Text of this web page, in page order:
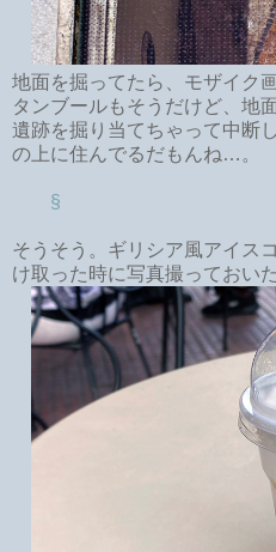
地面を掘ってたら、モザイク
タンブールもそうだけど、地
遺跡を掘り当てちゃって中断
の上に住んでるだもんね…。
§
そうそう。ギリシア風アイス
け取った時に写真撮っておいた